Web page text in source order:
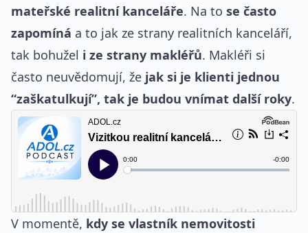
mateřské realitní kanceláře. Na to se často
zapomíná a to jak ze strany realitních kanceláří,
tak bohužel i ze strany makléřů. Makléři si
často neuvědomují, že jak si je klienti jednou
“zaškatulkují”, tak je budou vnímat další roky.
V momentě, kdy se vlastník nemovitosti